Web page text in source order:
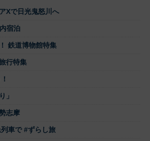
Xで日光鬼怒川へ
宿泊
鉄道博物館特集
行特集
」
志摩
車で #ずらし旅